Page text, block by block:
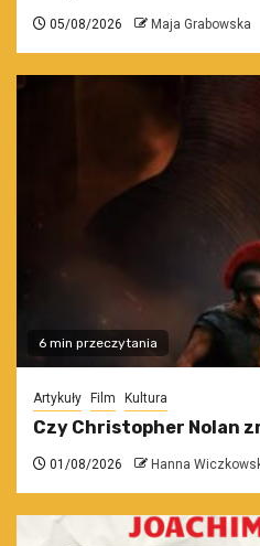
05/08/2026 Maja Grabowska
6 min przeczytania
Artykuły Film Kultura
Czy Christopher Nolan
01/08/2026 Hanna